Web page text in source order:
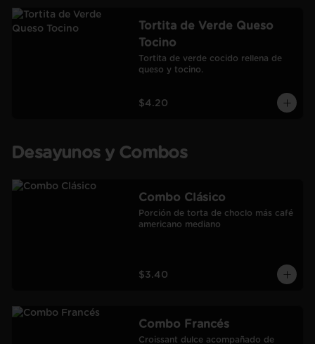
Tortita de Verde Queso
Tocino
Tortita de verde cocido rellena de
queso y tocino.
$4.20
Desayunos y Combos
Combo Clásico
Porción de torta de choclo más café
americano mediano
$3.40
Combo Francés
Croissant dulce acompañado de